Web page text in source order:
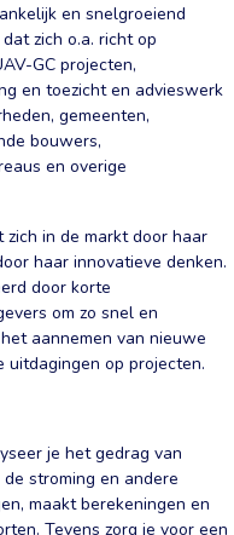
en snelgroeiend
zich o.a. richt op
GC projecten,
en toezicht en advieswerk
gemeenten,
bouwers,
en overige
in de markt door haar
haar innovatieve denken.
door korte
om zo snel en
aannemen van nieuwe
uitdagingen op projecten.
je het gedrag van
stroming en andere
maakt berekeningen en
Tevens zorg je voor een